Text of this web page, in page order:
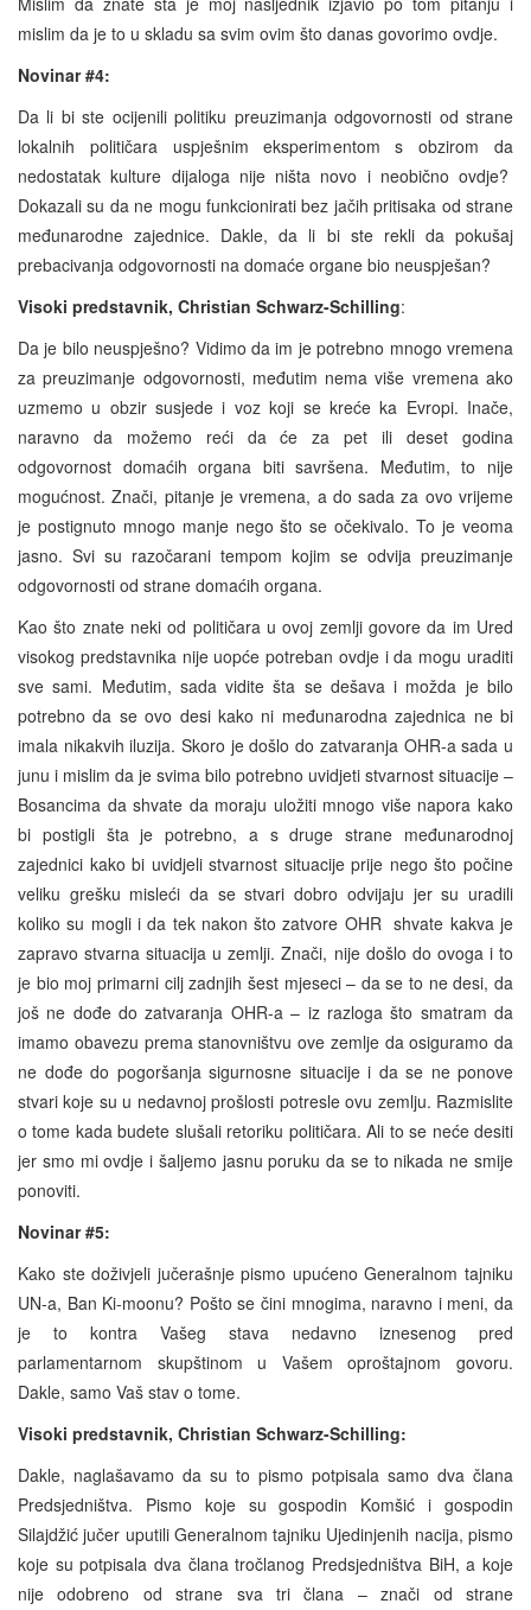
mislim da je to u skladu sa svim ovim što danas govorimo ovdje.
Novinar #4:
Da li bi ste ocijenili politiku preuzimanja odgovornosti od strane
lokalnih političara uspješnim eksperimentom s obzirom da
nedostatak kulture dijaloga nije ništa novo i neobično ovdje?
Dokazali su da ne mogu funkcionirati bez jačih pritisaka od strane
međunarodne zajednice. Dakle, da li bi ste rekli da pokušaj
prebacivanja odgovornosti na domaće organe bio neuspješan?
Visoki predstavnik, Christian Schwarz-Schilling:
Da je bilo neuspješno? Vidimo da im je potrebno mnogo vremena
za preuzimanje odgovornosti, međutim nema više vremena ako
uzmemo u obzir susjede i voz koji se kreće ka Evropi. Inače,
naravno da možemo reći da će za pet ili deset godina
odgovornost domaćih organa biti savršena. Međutim, to nije
mogućnost. Znači, pitanje je vremena, a do sada za ovo vrijeme
je postignuto mnogo manje nego što se očekivalo. To je veoma
jasno. Svi su razočarani tempom kojim se odvija preuzimanje
odgovornosti od strane domaćih organa.
Kao što znate neki od političara u ovoj zemlji govore da im Ured
visokog predstavnika nije uopće potreban ovdje i da mogu uraditi
sve sami. Međutim, sada vidite šta se dešava i možda je bilo
potrebno da se ovo desi kako ni međunarodna zajednica ne bi
imala nikakvih iluzija. Skoro je došlo do zatvaranja OHR-a sada u
junu i mislim da je svima bilo potrebno uvidjeti stvarnost situacije –
Bosancima da shvate da moraju uložiti mnogo više napora kako
bi postigli šta je potrebno, a s druge strane međunarodnoj
zajednici kako bi uvidjeli stvarnost situacije prije nego što počine
veliku grešku misleći da se stvari dobro odvijaju jer su uradili
koliko su mogli i da tek nakon što zatvore OHR shvate kakva je
zapravo stvarna situacija u zemlji. Znači, nije došlo do ovoga i to
je bio moj primarni cilj zadnjih šest mjeseci – da se to ne desi, da
još ne dođe do zatvaranja OHR-a – iz razloga što smatram da
imamo obavezu prema stanovništvu ove zemlje da osiguramo da
ne dođe do pogoršanja sigurnosne situacije i da se ne ponove
stvari koje su u nedavnoj prošlosti potresle ovu zemlju. Razmislite
o tome kada budete slušali retoriku političara. Ali to se neće desiti
jer smo mi ovdje i šaljemo jasnu poruku da se to nikada ne smije
ponoviti.
Novinar #5:
Kako ste doživjeli jučerašnje pismo upućeno Generalnom tajniku
UN-a, Ban Ki-moonu? Pošto se čini mnogima, naravno i meni, da
je to kontra Vašeg stava nedavno iznesenog pred
parlamentarnom skupštinom u Vašem oproštajnom govoru.
Dakle, samo Vaš stav o tome.
Visoki predstavnik, Christian Schwarz-Schilling:
Dakle, naglašavamo da su to pismo potpisala samo dva člana
Predsjedništva. Pismo koje su gospodin Komšić i gospodin
Silajdžić jučer uputili Generalnom tajniku Ujedinjenih nacija, pismo
koje su potpisala dva člana tročlanog Predsjedništva BiH, a koje
nije odobreno od strane sva tri člana – znači od strane